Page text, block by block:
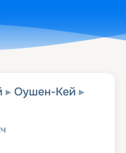
Оушен-Кей